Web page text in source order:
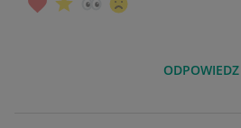
ODPOWIEDZ